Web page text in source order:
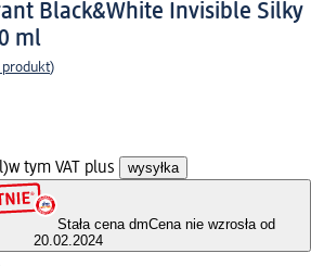
Black&White Invisible Silky
ml
produkt)
w tym VAT plus wysyłka
Stała cena dmCena nie wzrosła od
20.02.2024